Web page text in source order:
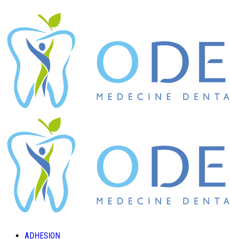
ADHESION